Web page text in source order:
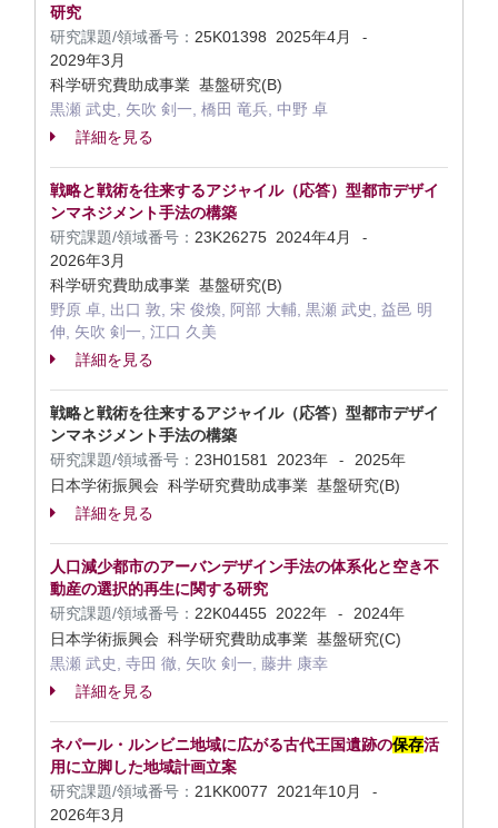
研究
研究課題/領域番号： 25K01398 2025年4月 -
2029年3月
科学研究費助成事業 基盤研究(B)
黒瀬 武史, 矢吹 剣一, 橋田 竜兵, 中野 卓
詳細を見る
戦略と戦術を往来するアジャイル（応答）型都市デザイ
ンマネジメント手法の構築
研究課題/領域番号： 23K26275 2024年4月 -
2026年3月
科学研究費助成事業 基盤研究(B)
野原 卓, 出口 敦, 宋 俊煥, 阿部 大輔, 黒瀬 武史, 益邑 明
伸, 矢吹 剣一, 江口 久美
詳細を見る
戦略と戦術を往来するアジャイル（応答）型都市デザイ
ンマネジメント手法の構築
研究課題/領域番号： 23H01581 2023年 -
2025年
日本学術振興会 科学研究費助成事業 基盤研究(B)
詳細を見る
人口減少都市のアーバンデザイン手法の体系化と空き不
動産の選択的再生に関する研究
研究課題/領域番号： 22K04455 2022年 -
2024年
日本学術振興会 科学研究費助成事業 基盤研究(C)
黒瀬 武史, 寺田 徹, 矢吹 剣一, 藤井 康幸
詳細を見る
ネパール・ルンビニ地域に広がる古代王国遺跡の保存活
用に立脚した地域計画立案
研究課題/領域番号： 21KK0077 2021年10月 -
2026年3月